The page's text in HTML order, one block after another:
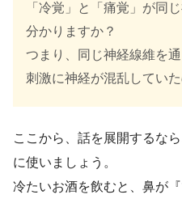
「冷覚」と「痛覚」が同
分かりますか？
つまり、同じ神経線維を
刺激に神経が混乱していた
ここから、話を展開するな
に使いましょう。
冷たいお酒を飲むと、鼻が